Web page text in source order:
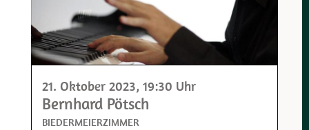
21. Oktober 2023, 19:30 Uhr
Bernhard Pötsch
BIEDERMEIERZIMMER